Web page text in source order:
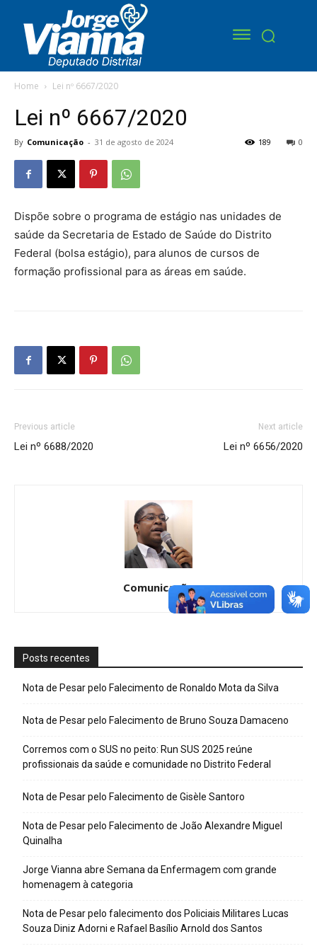
Home Lei nº 6667/2020
Lei nº 6667/2020
By Comunicação - 31 de agosto de 2024 0
189
Dispõe sobre o programa de estágio nas unidades de
saúde da Secretaria de Estado de Saúde do Distrito
Federal (bolsa estágio), para alunos de cursos de
formação profissional para as áreas em saúde.
Previous article
Lei nº 6688/2020
Next article
Lei nº 6656/2020
Comunicação
Posts recentes
Nota de Pesar pelo Falecimento de Ronaldo Mota da Silva
Nota de Pesar pelo Falecimento de Bruno Souza Damaceno
Corremos com o SUS no peito: Run SUS 2025 reúne
profissionais da saúde e comunidade no Distrito Federal
Nota de Pesar pelo Falecimento de Gisèle Santoro
Nota de Pesar pelo Falecimento de João Alexandre Miguel
Quinalha
Jorge Vianna abre Semana da Enfermagem com grande
homenagem à categoria
Nota de Pesar pelo falecimento dos Policiais Militares Lucas
Souza Diniz Adorni e Rafael Basílio Arnold dos Santos